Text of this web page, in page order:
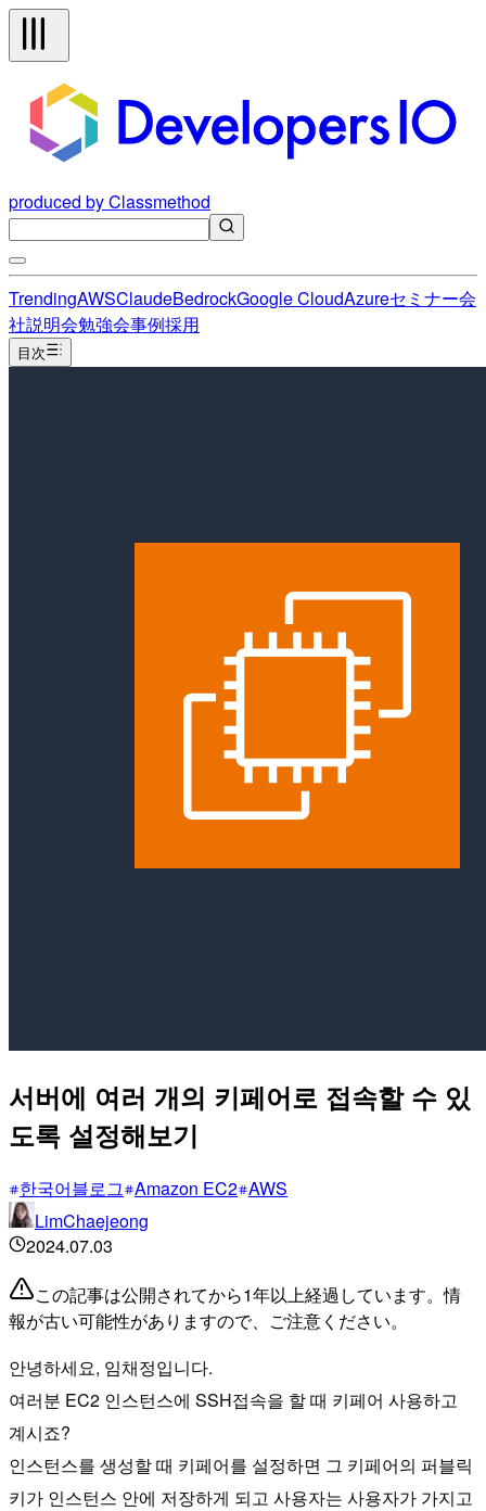
produced by Classmethod
TrendingAWSClaudeBedrockGoogle CloudAzureセミナー会
社説明会勉強会事例採用
目次
서버에 여러 개의 키페어로 접속할 수 있
도록 설정해보기
한국어블로그 Amazon EC2 AWS
LimChaejeong
2024.07.03
この記事は公開されてから1年以上経過しています。情
報が古い可能性がありますので、ご注意ください。
안녕하세요, 임채정입니다.
여러분 EC2 인스턴스에 SSH접속을 할 때 키페어 사용하고
계시죠?
인스턴스를 생성할 때 키페어를 설정하면 그 키페어의 퍼블릭
키가 인스턴스 안에 저장하게 되고 사용자는 사용자가 가지고